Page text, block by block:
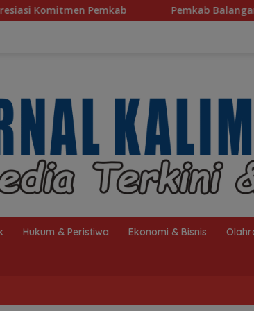
Pemkab Balangan Perkuat Pendidikan
Hukum & Peristiwa Ekonomi & Bisnis